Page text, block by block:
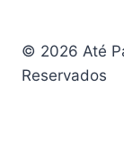
© 2026 Até
Reservados